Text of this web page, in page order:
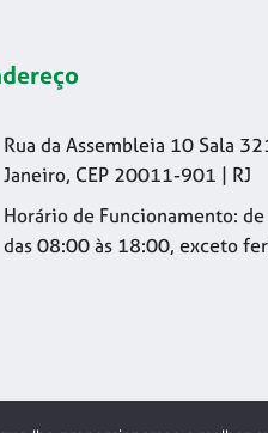
Rua da Assembleia 10 Sala
Janeiro, CEP 20011-901 | RJ
Horário de Funcionamento: de
das 08:00 às 18:00, exceto